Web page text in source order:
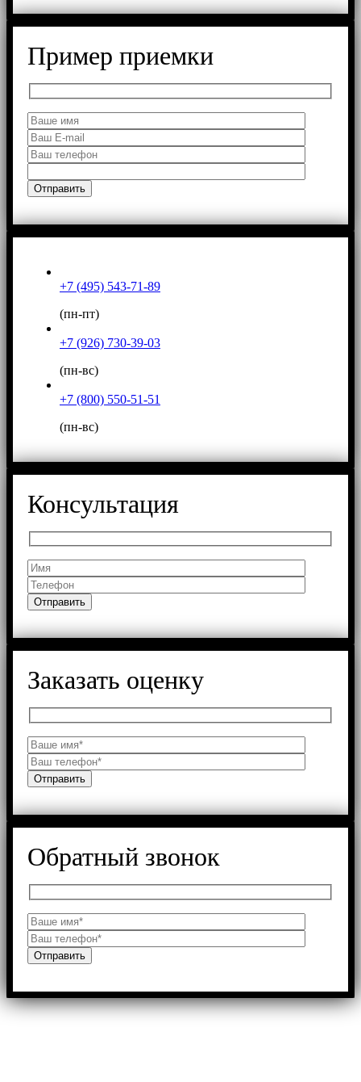
Пример приемки
+7 (495) 543-71-89
(пн-пт)
+7 (926) 730-39-03
(пн-вс)
+7 (800) 550-51-51
(пн-вс)
Консультация
Заказать оценку
Обратный звонок